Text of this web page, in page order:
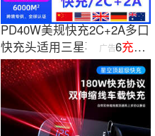
PD40W美规快充2C+2A多口
快充头适用三星苹果16充电
器UL认证源厂家
广告